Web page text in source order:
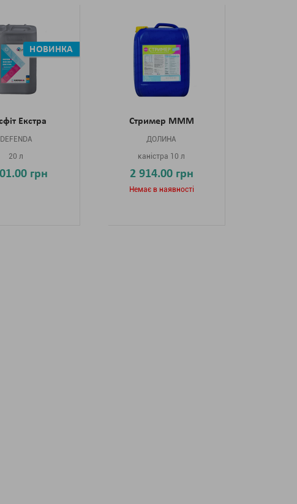
Екстра
НОВИНКА
DEFENDA
20 л
грн
Стример МММ
ДОЛИНА
каністра 10 л
2 914.00 грн
Немає в наявності